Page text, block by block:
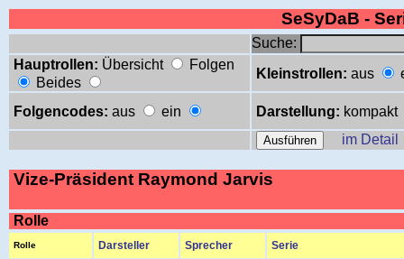
SeSyDaB -
Suche:
Hauptrollen: Übersicht
Folgen
Beides
Kleinstrollen: aus
Folgencodes: aus ein Darstellung: kompakt
im Detail
Vize-Präsident Raymond Jarvis
Rolle
Rolle Darsteller Sprecher
Serie